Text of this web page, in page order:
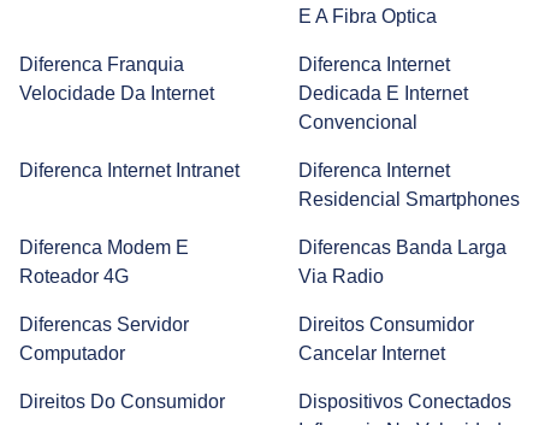
Entenda o que é e como funciona o Google Nest Mini
Entenda a diferença entre Hub, Switch e Roteador
Entenda como configurar Chromecast e use internet na
sua TV
Chip M2M: Saiba Como Essa Tecnologia Funciona
Casa Inteligente: O que é e Como Funciona Para Ter a
E A Fibra Optica
Diferenca Franquia
Velocidade Da Internet
Diferenca Internet
Dedicada E Internet
Convencional
Diferenca Internet Intranet
Diferenca Internet
Residencial Smartphones
Diferenca Modem E
Roteador 4G
Diferencas Banda Larga
Via Radio
Diferencas Servidor
Computador
Direitos Consumidor
Cancelar Internet
Direitos Do Consumidor
Dispositivos Conectados